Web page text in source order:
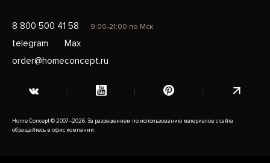
8 800 500 41 58 9:00-21:00 по Мск
telegram
Max
order@homeconcept.ru
Home Concept © 2007–2026. За разрешением по использованию материалов с сайта
обращайтесь в офис компании.